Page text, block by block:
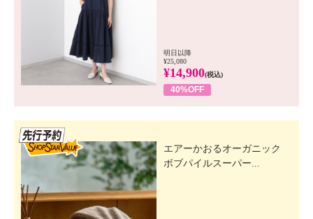
明日以降
¥25,080
¥14,900(税込)
40%OFF
エアーかおるオーガニック
ボブパイルスーパー...